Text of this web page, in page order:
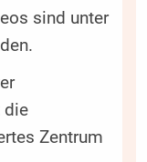
sind unter
die
Zentrum